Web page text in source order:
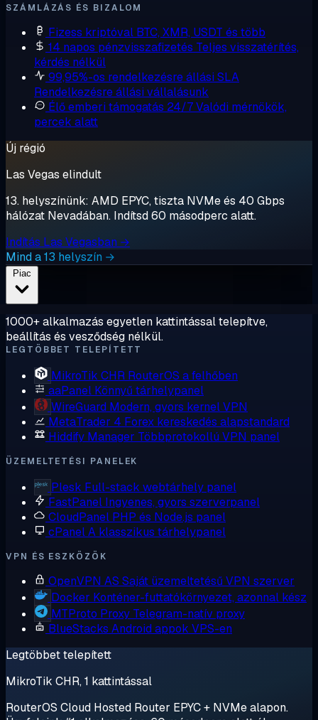
SZÁMLÁZÁS ÉS BIZALOM
Fizess kriptóval BTC, XMR, USDT és több
14 napos pénzvisszafizetés Teljes visszatérítés,
kérdés nélkül
99,95%-os rendelkezésre állási SLA
Rendelkezésre állási vállalásunk
Élő emberi támogatás 24/7Valódi mérnökök,
percek alatt
Új régió
Las Vegas elindult
13. helyszínünk: AMD EPYC, tiszta NVMe és 40 Gbps
hálózat Nevadában. Indítsd 60 másodperc alatt.
Indítás Las Vegasban →
Mind a 13 helyszín →
1000+ alkalmazás egyetlen kattintással telepítve,
beállítás és vesződség nélkül.
LEGTÖBBET TELEPÍTETT
MikroTik CHR RouterOS a felhőben
aaPanel Könnyű tárhelypanel
WireGuard Modern, gyors kernel VPN
MetaTrader 4 Forex kereskedés alapstandard
Hiddify Manager Többprotokollú VPN panel
ÜZEMELTETÉSI PANELEK
Plesk Full-stack webtárhely panel
FastPanel Ingyenes, gyors szerverpanel
CloudPanel PHP és Node.js panel
cPanelA klasszikus tárhelypanel
VPN ÉS ESZKÖZÖK
OpenVPN AS Saját üzemeltetésű VPN szerver
Docker Konténer-futtatókörnyezet, azonnal kész
MTProto Proxy Telegram-natív proxy
BlueStacks Android appok VPS-en
Legtöbbet telepített
MikroTik CHR, 1 kattintással
RouterOS Cloud Hosted Router EPYC + NVMe alapon.